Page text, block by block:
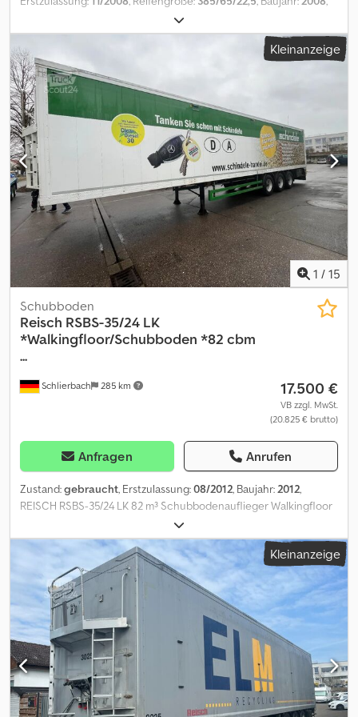
Besichtigung bitte nur nach Terminabsprache Interne Nr. 0253
Federung: • 1.Achse: Luftgefedert • 2.Achse: Luftgefedert • 3.Achse:
Luftgefedert Bremse : • 1.Achse: Trommel • 2.Achse: Trommel
Federspeicher • 3.Achse: Trommel Federspeicher Liftachse: •
1.Achse: ja • 2.Achse: nein • 3.Achse: nein Bereifung: • 1.Achse:
Einzelrad • 2.Achse: Einzelrad • 3.Achse: Einzelrad • Reifengröße:
385/65/22,5 • Profiltiefe in %: 60 % • Felgenart: Alu weitere
Ausstattung • Leergewicht : 5800 kg • Nutzlast: 29200 kg •
Ladefläche: 22,5m² Djdpfx Aboy U Aaceqjkr • Ladevolumen: 45m³ •
LED Beleuchtung • ABS • EBS • Achsenanzahl 3 • Achshersteller:
SAF Laderauminnenmaße ca.: • Länge: 9.194mm • Breite: 2.447mm •
Höhe: 2.000mm • Material Alu Zwischenverkauf, Irrtümer und
Tippfehler vorbehalten
Kleinanzeige
1 / 15
Schlierbach 285 km
Schubboden
Reisch RSBS-35/24 LK
*Walkingfloor/Schubboden *82 cbm
...
17.500 €
VB zzgl. MwSt.
(20.825 € brutto)
Anfragen Anrufen
Zustand:gebraucht, Erstzulassung:08/2012, Baujahr:2012,
REISCH RSBS-35/24 LK 82 m³ Schubbodenauflieger Walkingfloor
mit Getreidetrichter BODEN: SEHR GUTER ZUSTAND! ● Aufbau:
Vollaluminium ● Rahmen: Stahl ● 82 m³ Volumen ● 3 x BPW- ECO
Plus Achsen ● luftgefedert ● Liftachse ● Hebe- /Senkanlage ●
Scheibenbremsen ● Podest ● Getreidetrichter -und Schieber
hinten ● Rollplane ● ALU-Schiebewand ● hydr. Verriegelung ●
WABCO - Smartboard ● ABS ● ALCOA - Felgen ● Bereifung:
385/65 R 22.5 ● Reifenprofil: 14/13 * 9/13 * 5/13 ● GG.: 35.000 kg ●
Leergewicht: 7.750 kg! ● Gesamtlänge: 14.050 mm ● Innenmaße
(incl. Getreidetrichter) : 12.600 x 2.470 x 2.510 mm - deutscher
Auflieger! - 1. Hand! - TÜV / HU: : neu! Irrtümer und
Zwischenverkauf vorbehaltlich! Djdpfx Ajyutyxobqskr = Weitere
Informationen = Wenden Sie sich an Joannis Arpantzanis oder Kai
Kleinanzeige